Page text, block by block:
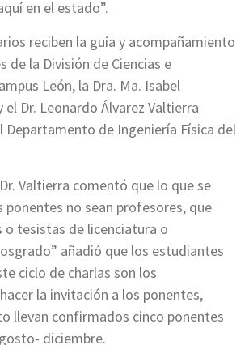
en el estado”.
reciben la guía y acompañamiento
de la División de Ciencias e
León, la Dra. Ma. Isabel
el Dr. Leonardo Álvarez Valtierra
Departamento de Ingeniería Física del
Valtierra comentó que lo que se
ponentes no sean profesores, que
o tesistas de licenciatura o
añadió que los estudiantes
ciclo de charlas son los
la invitación a los ponentes,
llevan confirmados cinco ponentes
diciembre.